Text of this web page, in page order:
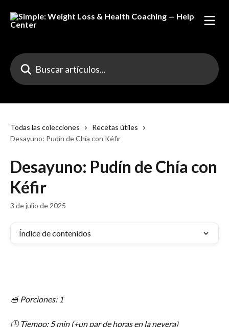
Buscar artículos...
Todas las colecciones
Recetas útiles
Desayuno: Pudín de Chía con Kéfir
Desayuno: Pudín de Chía con
Kéfir
3 de julio de 2025
Índice de contenidos
🥣 Porciones: 1
🕒 Tiempo: 5 min (+un par de horas en la nevera)